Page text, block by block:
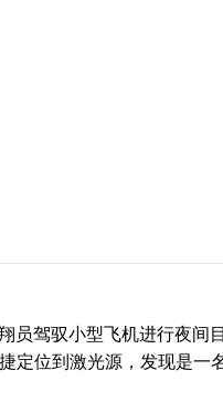
驾驭小型飞机进行夜间
位到激光源，发现是一